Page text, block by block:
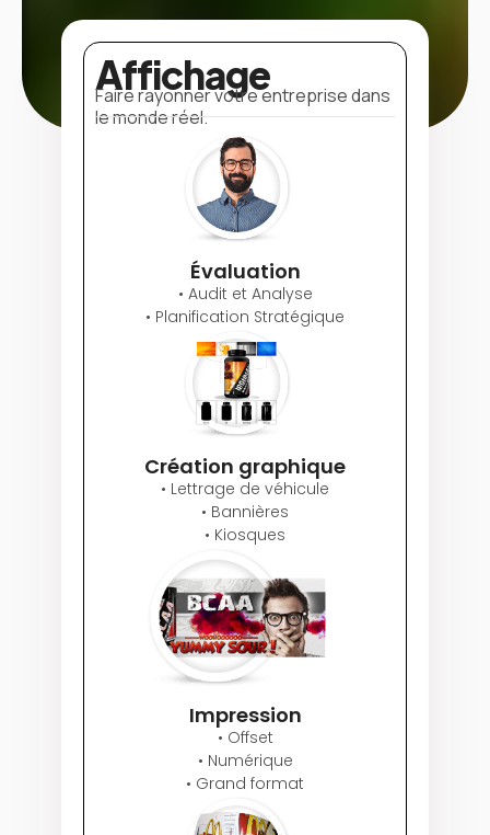
Affichage
Faire rayonner votre entreprise dans
le monde réel.
Évaluation
• Audit et Analyse
• Planification Stratégique
Création graphique
• Lettrage de véhicule
• Bannières
• Kiosques
Impression
• Offset
• Numérique
• Grand format